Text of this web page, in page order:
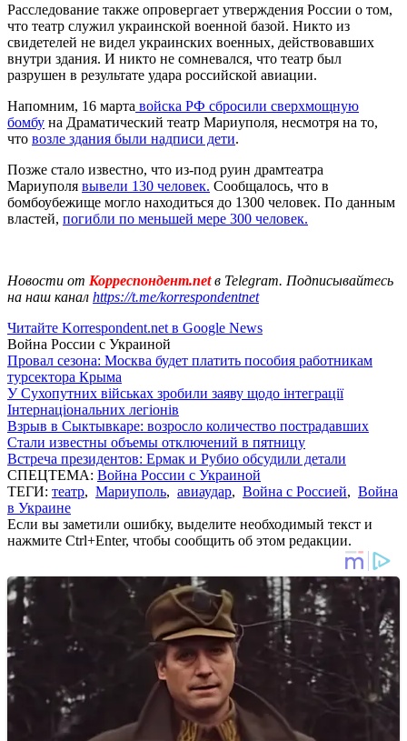
Расследование также опровергает утверждения России о том,
что театр служил украинской военной базой. Никто из
свидетелей не видел украинских военных, действовавших
внутри здания. И никто не сомневался, что театр был
разрушен в результате удара российской авиации.
Напомним, 16 марта войска РФ сбросили сверхмощную
бомбу на Драматический театр Мариуполя, несмотря на то,
что возле здания были надписи дети.
Позже стало известно, что из-под руин драмтеатра
Мариуполя вывели 130 человек. Сообщалось, что в
бомбоубежище могло находиться до 1300 человек. По данным
властей, погибли по меньшей мере 300 человек.
Новости от Корреспондент.netв Telegram. Подписывайтесь
на наш канал https://t.me/korrespondentnet
Читайте Korrespondent.net в Google News
Война России с Украиной
Провал сезона: Москва будет платить пособия работникам
турсектора Крыма
У Сухопутних військах зробили заяву щодо інтеграції
Інтернаціональних легіонів
Взрыв в Сыктывкаре: возросло количество пострадавших
Стали известны объемы отключений в пятницу
Встреча президентов: Ермак и Рубио обсудили детали
СПЕЦТЕМА: Война России с Украиной
ТЕГИ: театр, Мариуполь, авиаудар, Война с Россией, Война
в Украине
Если вы заметили ошибку, выделите необходимый текст и
нажмите Ctrl+Enter, чтобы сообщить об этом редакции.